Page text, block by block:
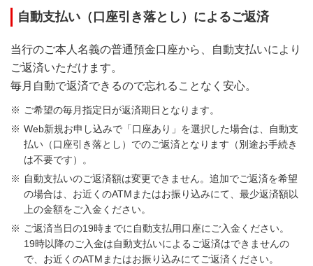
自動支払い（口座引き落とし）によるご返済
当行のご本人名義の普通預金口座から、自動支払いにより
ご返済いただけます。
毎月自動で返済できるので忘れることなく安心。
ご希望の毎月指定日が返済期日となります。
Web新規お申し込みで「口座あり」を選択した場合は、自動支
払い（口座引き落とし）でのご返済となります（別途お手続き
は不要です）。
自動支払いのご返済額は変更できません。追加でご返済を希望
の場合は、お近くのATMまたはお振り込みにて、最少返済額以
上の金額をご入金ください。
ご返済当日の19時までに自動支払用口座にご入金ください。
19時以降のご入金は自動支払いによるご返済はできませんの
で、お近くのATMまたはお振り込みにてご返済ください。